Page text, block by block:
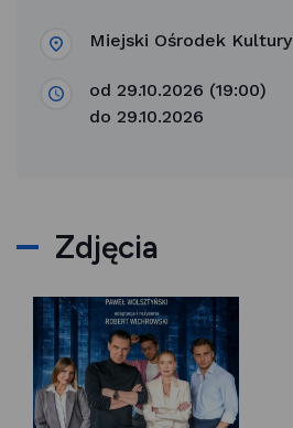
Miejski Ośrodek Kultury
od 29.10.2026 (19:00)
do 29.10.2026
Zdjęcia